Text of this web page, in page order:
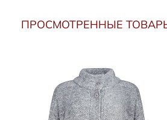
ПРОСМОТРЕННЫЕ